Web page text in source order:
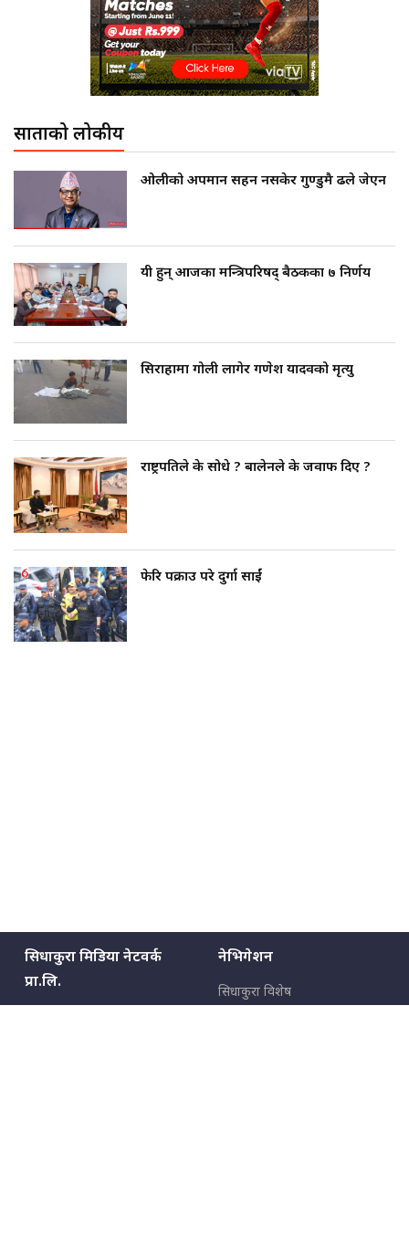
साताको लोकप्रीय
ओलीको अपमान सहन नसकेर गुण्डुमै ढले जेएन
यी हुन् आजका मन्त्रिपरिषद् बैठकका ७ निर्णय
सिराहामा गोली लागेर गणेश यादवको मृत्यु
राष्ट्रपतिले के सोधे ? बालेनले के जवाफ दिए ?
फेरि पक्राउ परे दुर्गा प्रसाईं
सिधाकुरा मिडिया नेटवर्क
प्रा.लि.
नेभिगेशन
सिधाकुरा विशेष